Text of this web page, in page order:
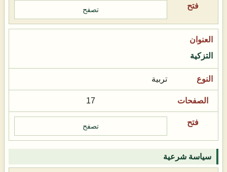
تصفح
التزكية
تربية
17
تصفح
سياسة شرعية